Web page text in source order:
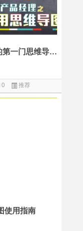
明日截止报名 | 给小学生的第一门思维导图国际课程
0 推荐
使用指南